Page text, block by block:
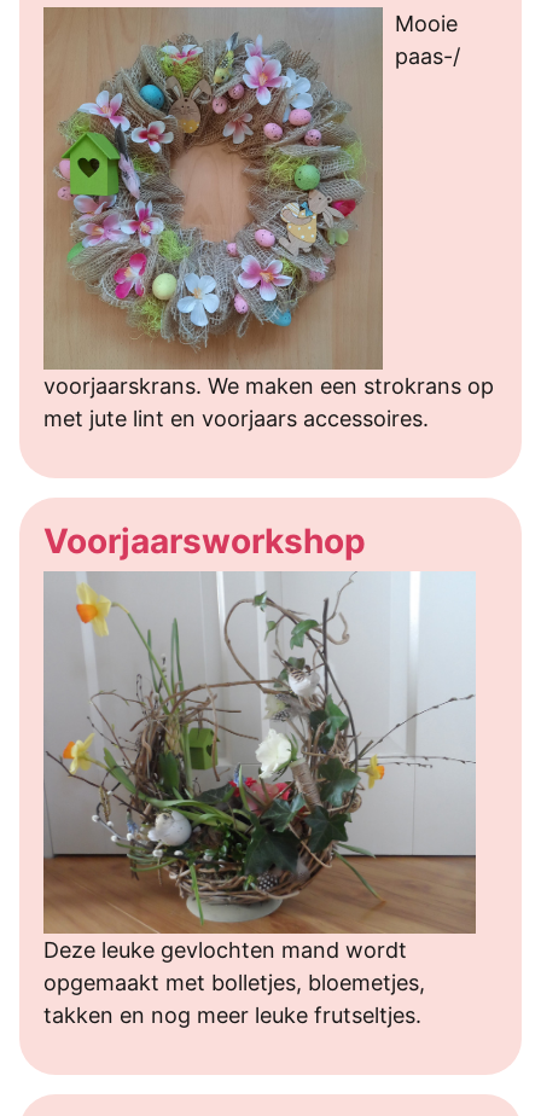
Mooie
paas-/
voorjaarskrans. We maken een strokrans op
met jute lint en voorjaars accessoires.
Voorjaarsworkshop
Deze leuke gevlochten mand wordt
opgemaakt met bolletjes, bloemetjes,
takken en nog meer leuke frutseltjes.